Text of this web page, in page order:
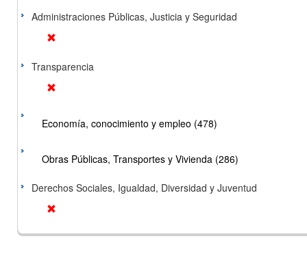
Administraciones Públicas, Justicia y Seguridad
Transparencia
Economía, conocimiento y empleo (478)
Obras Públicas, Transportes y Vivienda (286)
Derechos Sociales, Igualdad, Diversidad y Juventud